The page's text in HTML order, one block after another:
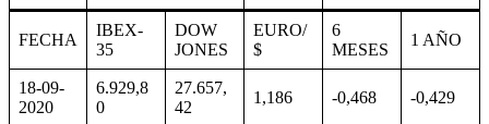
FECHA
IBEX-
35
DOW
JONES
EURO/
$
6
MESES
1 AÑO
18-09-
2020
6.929,8
0
27.657,
42
1,186 -0,468 -0,429